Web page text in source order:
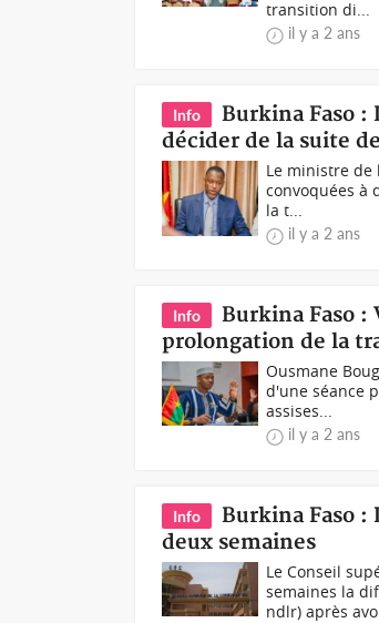
transition di...
il y a 2 ans
Info
Burkina Faso :
décider de la suite
Le ministre de
convoquées à
la t...
il y a 2 ans
Info
Burkina Faso :
prolongation de la
Ousmane
d'une séance
assises...
il y a 2 ans
Info
Burkina Faso :
deux semaines
Le Conseil
semaines la
ndlr) après